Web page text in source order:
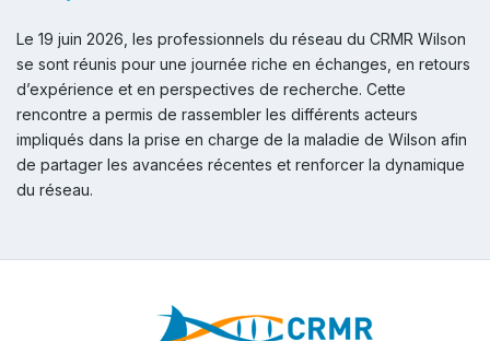
Le 19 juin 2026, les professionnels du réseau du CRMR Wilson
se sont réunis pour une journée riche en échanges, en retours
d’expérience et en perspectives de recherche. Cette
rencontre a permis de rassembler les différents acteurs
impliqués dans la prise en charge de la maladie de Wilson afin
de partager les avancées récentes et renforcer la dynamique
du réseau.